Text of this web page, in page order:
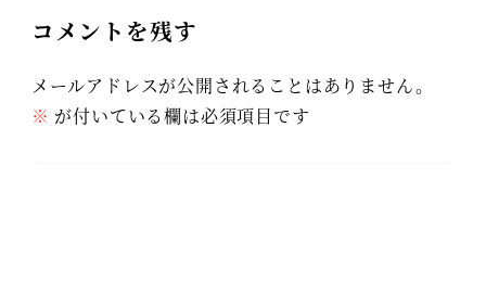
コメントを残す
メールアドレスが公開されることはありません。
※ が付いている欄は必須項目です